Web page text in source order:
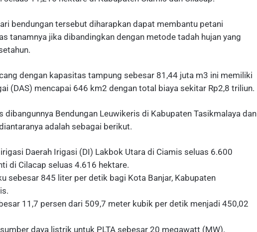
bendungan tersebut diharapkan dapat membantu petani
tanamnya jika dibandingkan dengan metode tadah hujan yang
dengan kapasitas tampung sebesar 81,44 juta m3 ini memiliki
(DAS) mencapai 646 km2 dengan total biaya sekitar Rp2,8 triliun.
dibangunnya Bendungan Leuwikeris di Kabupaten Tasikmalaya dan
adalah sebagai berikut.
Daerah Irigasi (DI) Lakbok Utara di Ciamis seluas 6.600
di Cilacap seluas 4.616 hektare.
sebesar 845 liter per detik bagi Kota Banjar, Kabupaten
11,7 persen dari 509,7 meter kubik per detik menjadi 450,02
daya listrik untuk PLTA sebesar 20 megawatt (MW).